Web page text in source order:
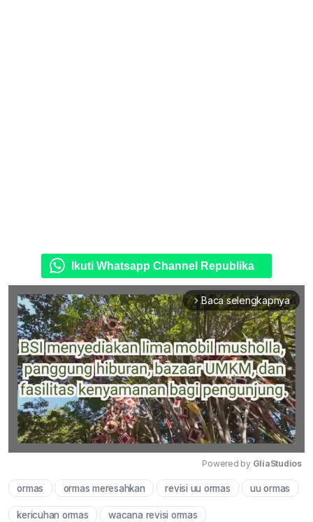
Ikuti Whatsapp Channel Republika
arrow_forward_ios Baca selengkapnya
Mute
Powered by GliaStudios
ormas ormas meresahkan revisi uu ormas uu ormas
kericuhan ormas wacana revisi ormas